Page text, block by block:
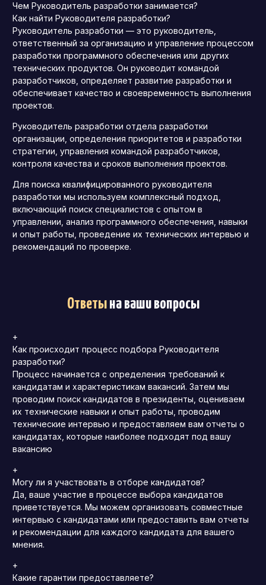
Чем Руководитель разработки занимается?
Как найти Руководителя разработки?
Руководитель разработки — это руководитель,
ответственный за организацию и управление процессом
разработки программного обеспечения или других
технических продуктов. Он руководит командой
разработчиков, определяет развитие разработки и
обеспечивает качество и своевременность выполнения
проектов.
Руководитель разработки отдела разработки
организации, определения приоритетов и разработки
стратегии, управления командой разработчиков,
контроля качества и сроков выполнения проектов.
Для поиска квалифицированного руководителя
разработки мы используем комплексный подход,
включающий поиск специалистов с опытом в
управлении, анализ программного обеспечения, навыки
и опыт работы, проведение их технических интервью и
рекомендаций по проверке.
Ответына ваши вопросы
+
Как происходит процесс подбора Руководителя
разработки?
Процесс начинается с определения требований к
кандидатам и характеристикам вакансий. Затем мы
проводим поиск кандидатов в президенты, оцениваем
их технические навыки и опыт работы, проводим
технические интервью и предоставляем вам отчеты о
кандидатах, которые наиболее подходят под вашу
вакансию
+
Могу ли я участвовать в отборе кандидатов?
Да, ваше участие в процессе выбора кандидатов
приветствуется. Мы можем организовать совместные
интервью с кандидатами или предоставить вам отчеты
и рекомендации для каждого кандидата для вашего
мнения.
+
Какие гарантии предоставляете?